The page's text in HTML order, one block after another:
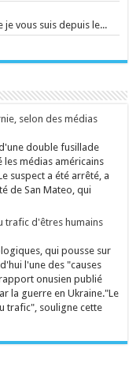
vous suis depuis le...
selon des médias
double fusillade
les médias américains
suspect a été arrêté, a
de San Mateo, qui
trafic d'êtres humains
qui pousse sur
l'une des "causes
onusien publié
la guerre en Ukraine."Le
trafic", souligne cette